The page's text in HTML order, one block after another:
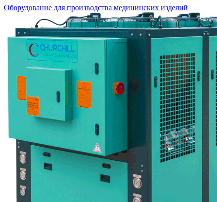
Оборудование для производства медицинских изделий